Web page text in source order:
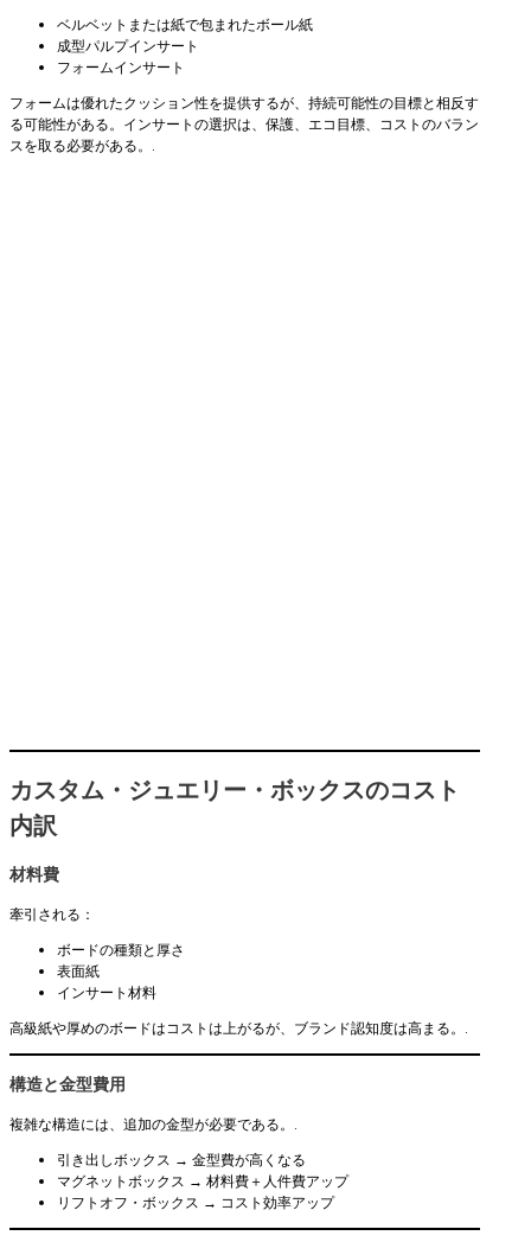
ベルベットまたは紙で包まれたボール紙
成型パルプインサート
フォームインサート
フォームは優れたクッション性を提供するが、持続可能性の目標と相反す
る可能性がある。インサートの選択は、保護、エコ目標、コストのバラン
スを取る必要がある。.
カスタム・ジュエリー・ボックスのコスト
内訳
材料費
牽引される：
ボードの種類と厚さ
表面紙
インサート材料
高級紙や厚めのボードはコストは上がるが、ブランド認知度は高まる。.
構造と金型費用
複雑な構造には、追加の金型が必要である。.
引き出しボックス → 金型費が高くなる
マグネットボックス → 材料費＋人件費アップ
リフトオフ・ボックス → コスト効率アップ